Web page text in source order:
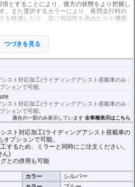
とすることにより、後方の状態をより把握し
。また選択するカラーにより、夜間走行時の
を軽減したり、逆に視認性を高めたりと機能
で可能です。
ン)」をご覧ください。
(ライディングアシスト搭載車のみ : 品番BM0
ため、強力な接着シートを使用しています。
すことが出来ませんので、ご注意ください。
つづきを見る
スト対応加工(ライディングアシスト搭載車のみ :
ションで可能。
スト対応加工(ライディングアシスト搭載車のみ :
ションで可能。
適合の一部のみ表示しています全車種表示はこちら
スト対応加工(ライディングアシスト搭載車の
プションで可能。
するため、ミラーと同時にご注文ください。
ん)
との併用も可能
カラー シルバー